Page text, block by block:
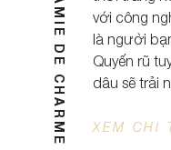
với công
là người
Quyến rũ
dâu sẽ trải
XEM CHI